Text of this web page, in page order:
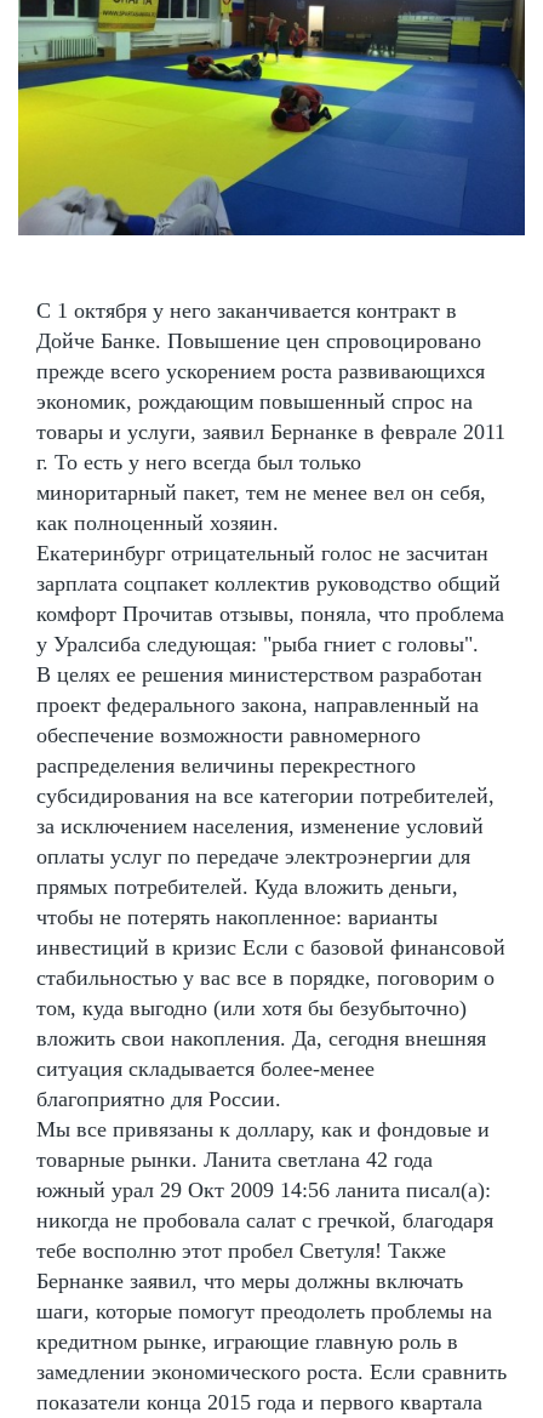
С 1 октября у него заканчивается контракт в
Дойче Банке. Повышение цен спровоцировано
прежде всего ускорением роста развивающихся
экономик, рождающим повышенный спрос на
товары и услуги, заявил Бернанке в феврале 2011
г. То есть у него всегда был только
миноритарный пакет, тем не менее вел он себя,
как полноценный хозяин.
Екатеринбург отрицательный голос не засчитан
зарплата соцпакет коллектив руководство общий
комфорт Прочитав отзывы, поняла, что проблема
у Уралсиба следующая: "рыба гниет с головы".
В целях ее решения министерством разработан
проект федерального закона, направленный на
обеспечение возможности равномерного
распределения величины перекрестного
субсидирования на все категории потребителей,
за исключением населения, изменение условий
оплаты услуг по передаче электроэнергии для
прямых потребителей. Куда вложить деньги,
чтобы не потерять накопленное: варианты
инвестиций в кризис Если с базовой финансовой
стабильностью у вас все в порядке, поговорим о
том, куда выгодно (или хотя бы безубыточно)
вложить свои накопления. Да, сегодня внешняя
ситуация складывается более-менее
благоприятно для России.
Мы все привязаны к доллару, как и фондовые и
товарные рынки. Ланита светлана 42 года
южный урал 29 Окт 2009 14:56 ланита писал(а):
никогда не пробовала салат с гречкой, благодаря
тебе восполню этот пробел Светуля! Также
Бернанке заявил, что меры должны включать
шаги, которые помогут преодолеть проблемы на
кредитном рынке, играющие главную роль в
замедлении экономического роста. Если сравнить
показатели конца 2015 года и первого квартала